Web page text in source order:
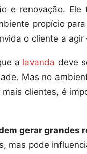
e renovação.
propício
o cliente a
a lavanda deve
Mas no
clientes, é
gerar grandes
mas pode